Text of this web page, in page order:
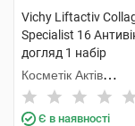
Vichy Liftactiv
Specialist 16
догляд 1 набір
Косметік Актів
Інтернаціональ
Є в наявності